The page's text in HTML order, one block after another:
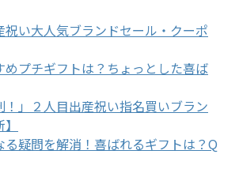
祝い大人気ブランドセール・クーポ
めプチギフトは？ちょっとした喜ば
！」２人目出産祝い指名買いブラン
る疑問を解消！喜ばれるギフトは？Q